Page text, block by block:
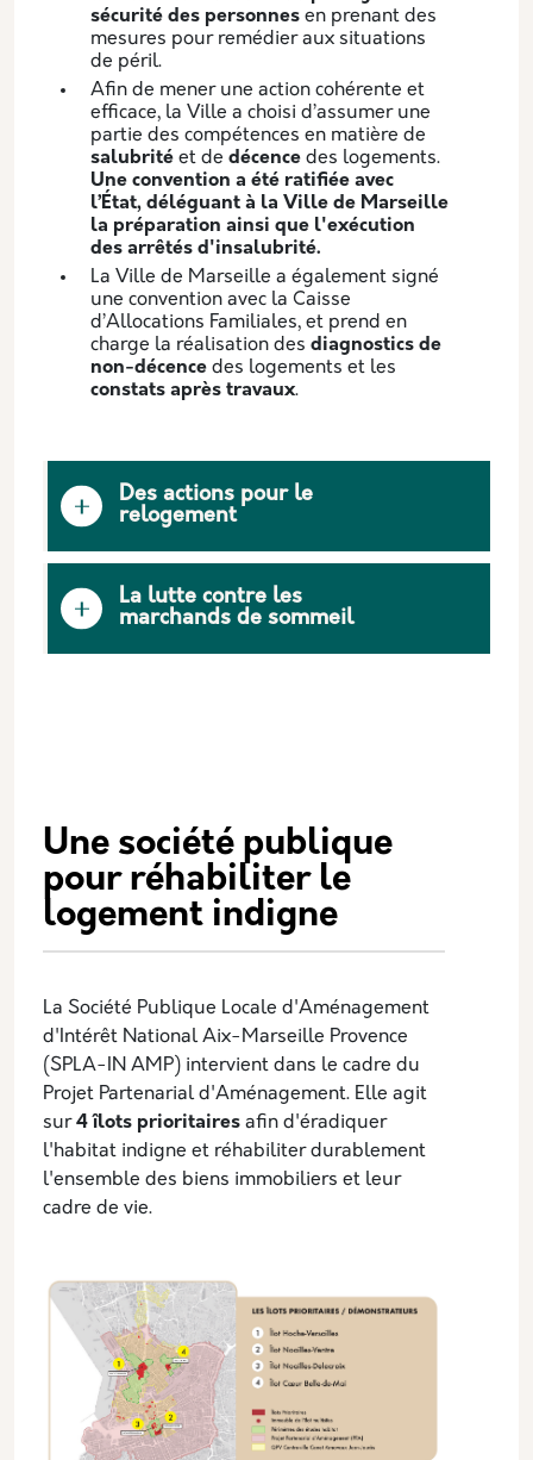
sécurité des personnes en prenant des
mesures pour remédier aux situations
de péril.
Afin de mener une action cohérente et
efficace, la Ville a choisi d’assumer une
partie des compétences en matière de
salubrité et de décence des logements.
Une convention a été ratifiée avec
l’État, déléguant à la Ville de Marseille
la préparation ainsi que l'exécution
des arrêtés d'insalubrité.
La Ville de Marseille a également signé
une convention avec la Caisse
d’Allocations Familiales, et prend en
charge la réalisation des diagnostics de
non-décence des logements et les
constats après travaux.
Des actions pour le
relogement
La lutte contre les
marchands de sommeil
Une société publique
pour réhabiliter le
logement indigne
La Société Publique Locale d'Aménagement
d'Intérêt National Aix-Marseille Provence
(SPLA-IN AMP) intervient dans le cadre du
Projet Partenarial d'Aménagement. Elle agit
sur4 îlots prioritaires afin d'éradiquer
l'habitat indigne et réhabiliter durablement
l'ensemble des biens immobiliers et leur
cadre de vie.